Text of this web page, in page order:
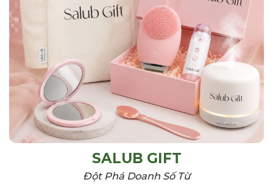
SALUB GIFT
Đột Phá Doanh Số Từ